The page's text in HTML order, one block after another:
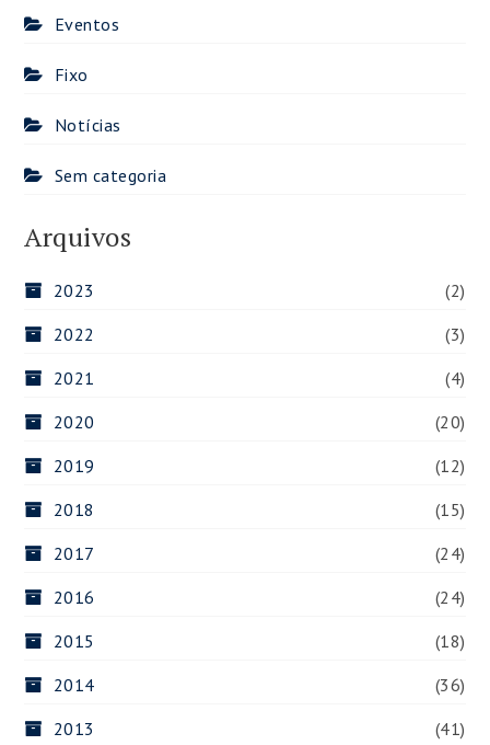
Eventos
Fixo
Notícias
Sem categoria
Arquivos
2023
(2)
2022
(3)
2021
(4)
2020
(20)
2019
(12)
2018
(15)
2017
(24)
2016
(24)
2015
(18)
2014
(36)
2013
(41)